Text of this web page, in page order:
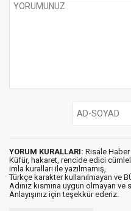
YORUM KURALLARI: Risale Haber
Küfür, hakaret, rencide edici
imla kuralları ile yazılmamış,
Türkçe karakter kullanılmayan ve
Adınız kısmına uygun olmayan
Anlayışınız için teşekkür ederiz.